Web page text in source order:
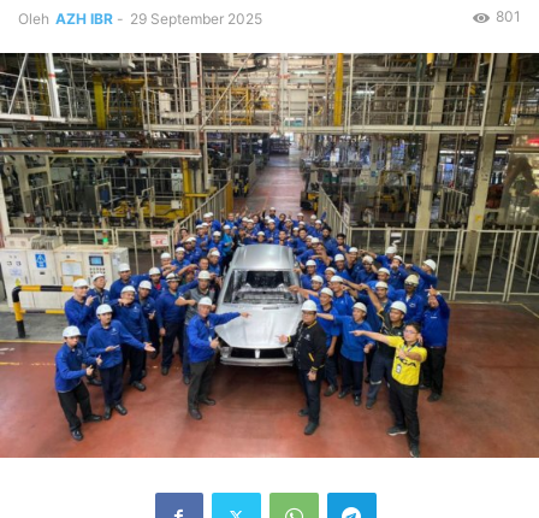
Oleh AZH IBR - 29 September 2025 801